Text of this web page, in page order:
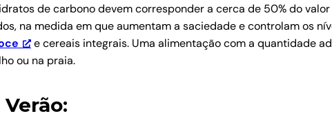
de carbono devem corresponder a cerca de 50% do
na medida em que aumentam a saciedade e controlam os
e cereais integrais. Uma alimentação com a quantidade
ou na praia.